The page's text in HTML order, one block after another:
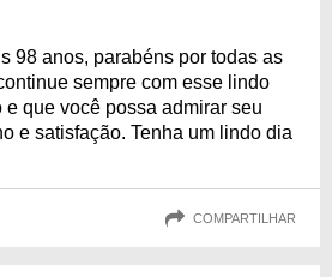
98 anos, parabéns por todas as
sempre com esse lindo
e que você possa admirar seu
e satisfação. Tenha um lindo dia
COMPARTILHAR